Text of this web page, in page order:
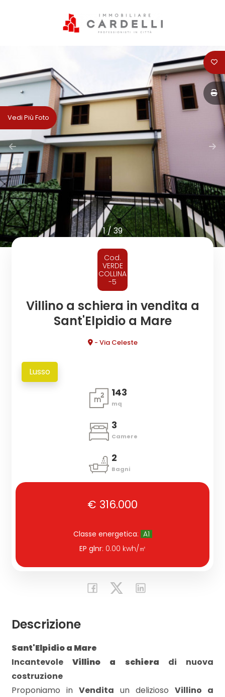
1/39
Vedi Più Foto
Cod.
VERDE
COLLINA
-5
Villino a schiera in vendita a
Sant'Elpidio a Mare
- Via Celeste
Lusso
143
mq
3
Camere
2
Bagni
€ 316.000
Classe energetica: A1
EP glnr: 0.00 kwh/㎡
Descrizione
Sant'Elpidio a Mare
IncantevoleVillino a schiera di nuova
costruzione
Proponiamo inVendita un delizioso Villino a
SCEGLIERE
CARDELLI
IMMOBILIARE
SERVIZI
VENDITA
AFFITTI
CONTATTI
Contratto
Qualsiasi
Vendita
Affitto
Scegli
dove
cercare
Tipologia
Totale
mq